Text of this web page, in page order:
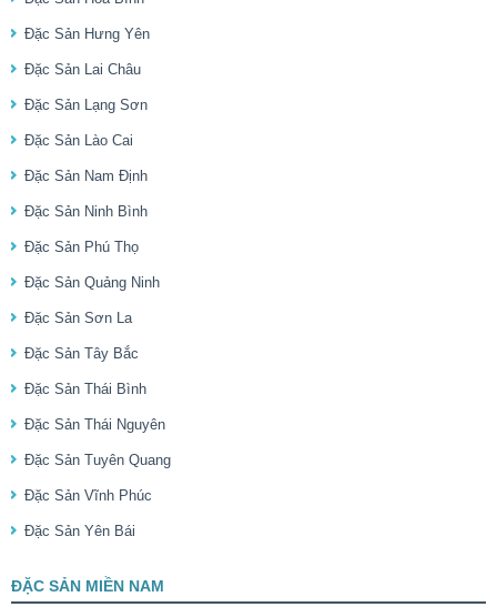
Đặc Sản Hưng Yên
Đặc Sản Lai Châu
Đặc Sản Lạng Sơn
Đặc Sản Lào Cai
Đặc Sản Nam Định
Đặc Sản Ninh Bình
Đặc Sản Phú Thọ
Đặc Sản Quảng Ninh
Đặc Sản Sơn La
Đặc Sản Tây Bắc
Đặc Sản Thái Bình
Đặc Sản Thái Nguyên
Đặc Sản Tuyên Quang
Đặc Sản Vĩnh Phúc
Đặc Sản Yên Bái
ĐẶC SẢN MIỀN NAM